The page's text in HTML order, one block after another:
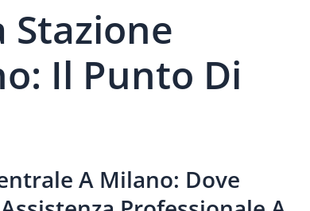
Stazione
Il Punto Di
A Milano: Dove